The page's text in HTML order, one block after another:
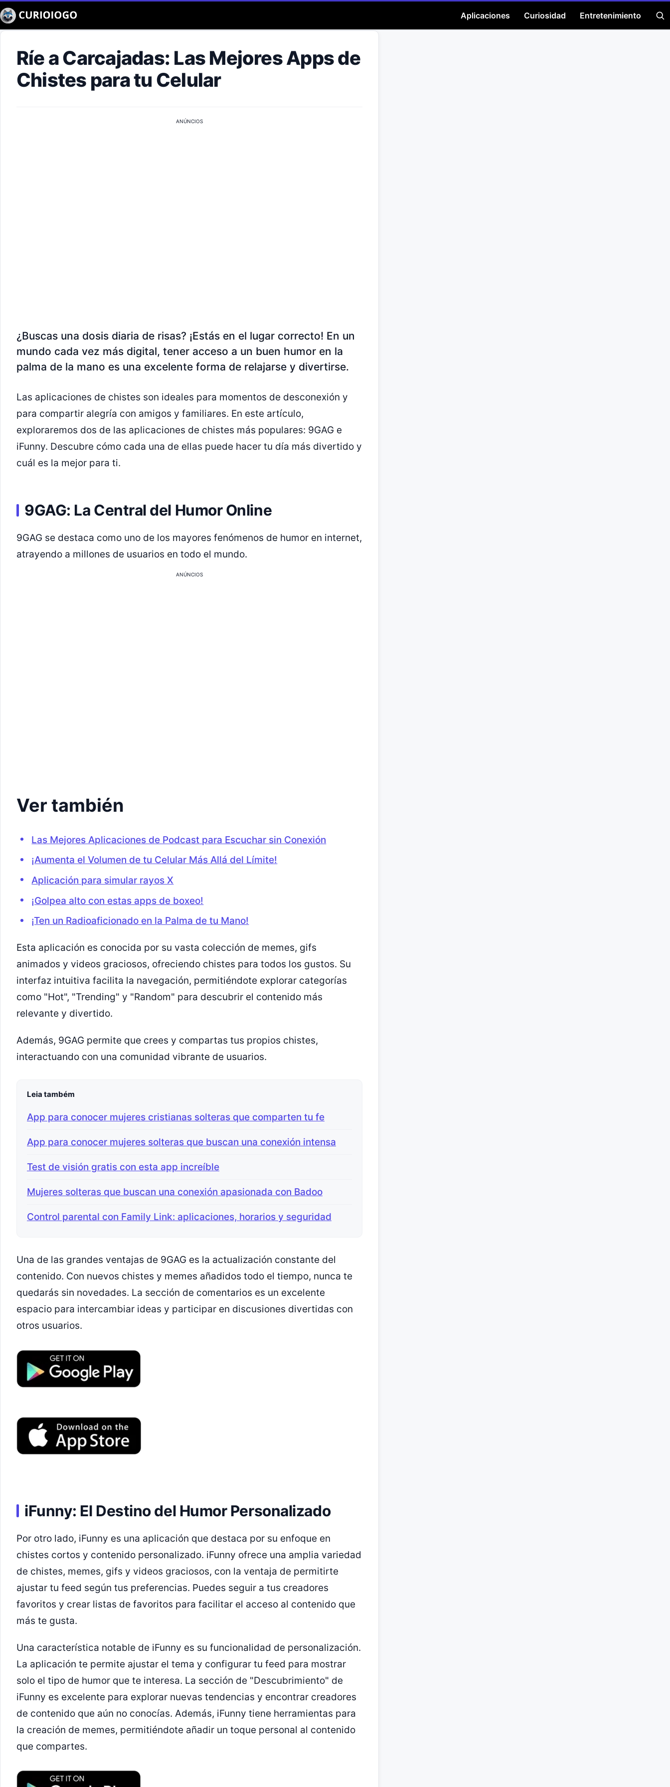
Aplicaciones Curiosidad Entretenimiento
Ríe a Carcajadas: Las Mejores Apps de
Chistes para tu Celular
ANÚNCIOS
¿Buscas una dosis diaria de risas? ¡Estás en el lugar correcto! En un
mundo cada vez más digital, tener acceso a un buen humor en la
palma de la mano es una excelente forma de relajarse y divertirse.
Las aplicaciones de chistes son ideales para momentos de desconexión y
para compartir alegría con amigos y familiares. En este artículo,
exploraremos dos de las aplicaciones de chistes más populares: 9GAG e
iFunny. Descubre cómo cada una de ellas puede hacer tu día más divertido y
cuál es la mejor para ti.
9GAG: La Central del Humor Online
9GAG se destaca como uno de los mayores fenómenos de humor en internet,
atrayendo a millones de usuarios en todo el mundo.
ANÚNCIOS
Ver también
Las Mejores Aplicaciones de Podcast para Escuchar sin Conexión
¡Aumenta el Volumen de tu Celular Más Allá del Límite!
Aplicación para simular rayos X
¡Golpea alto con estas apps de boxeo!
¡Ten un Radioaficionado en la Palma de tu Mano!
Esta aplicación es conocida por su vasta colección de memes, gifs
animados y videos graciosos, ofreciendo chistes para todos los gustos. Su
interfaz intuitiva facilita la navegación, permitiéndote explorar categorías
como "Hot", "Trending" y "Random" para descubrir el contenido más
relevante y divertido.
Además, 9GAG permite que crees y compartas tus propios chistes,
interactuando con una comunidad vibrante de usuarios.
Leia também
App para conocer mujeres cristianas solteras que comparten tu fe
App para conocer mujeres solteras que buscan una conexión intensa
Test de visión gratis con esta app increíble
Mujeres solteras que buscan una conexión apasionada con Badoo
Control parental con Family Link: aplicaciones, horarios y seguridad
Una de las grandes ventajas de 9GAG es la actualización constante del
contenido. Con nuevos chistes y memes añadidos todo el tiempo, nunca te
quedarás sin novedades. La sección de comentarios es un excelente
espacio para intercambiar ideas y participar en discusiones divertidas con
otros usuarios.
iFunny: El Destino del Humor Personalizado
Por otro lado, iFunny es una aplicación que destaca por su enfoque en
chistes cortos y contenido personalizado. iFunny ofrece una amplia variedad
de chistes, memes, gifs y videos graciosos, con la ventaja de permitirte
ajustar tu feed según tus preferencias. Puedes seguir a tus creadores
favoritos y crear listas de favoritos para facilitar el acceso al contenido que
más te gusta.
Una característica notable de iFunny es su funcionalidad de personalización.
La aplicación te permite ajustar el tema y configurar tu feed para mostrar
solo el tipo de humor que te interesa. La sección de "Descubrimiento" de
iFunny es excelente para explorar nuevas tendencias y encontrar creadores
de contenido que aún no conocías. Además, iFunny tiene herramientas para
la creación de memes, permitiéndote añadir un toque personal al contenido
que compartes.